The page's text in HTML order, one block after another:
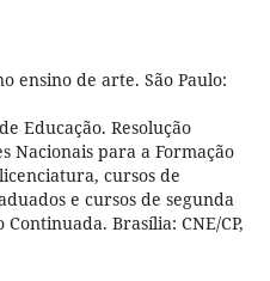
ensino de arte. São Paulo:
Educação. Resolução
Nacionais para a Formação
cursos de
e cursos de segunda
Brasília: CNE/CP,